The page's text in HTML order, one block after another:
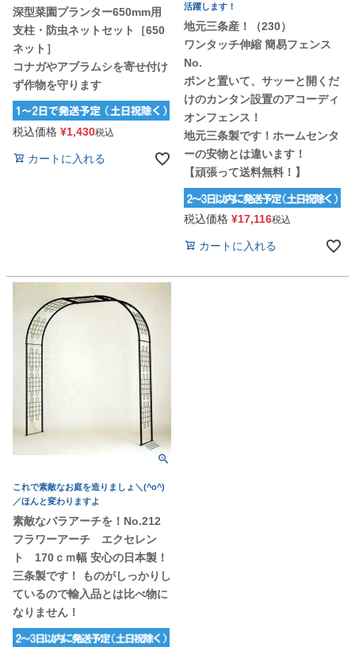
深型菜園プランター650mm用
支柱・防虫ネットセット［650
ネット］
コナガやアブラムシを寄せ付け
ず作物を守ります
税込価格 ¥1,430税込
カートに入れる
活躍します！
地元三条産！（230）
ワンタッチ伸縮 簡易フェンス
No.
ポンと置いて、サッーと開くだ
けのカンタン設置のアコーディ
オンフェンス！
地元三条製です！ホームセンタ
ーの安物とは違います！
【頑張って送料無料！】
税込価格 ¥17,116税込
カートに入れる
これで素敵なお庭を造りましょ＼(^o^)
／ほんと変わりますよ
素敵なバラアーチを！No.212
フラワーアーチ エクセレン
ト 170ｃｍ幅 安心の日本製！
三条製です！ ものがしっかりし
ているので輸入品とは比べ物に
なりません！